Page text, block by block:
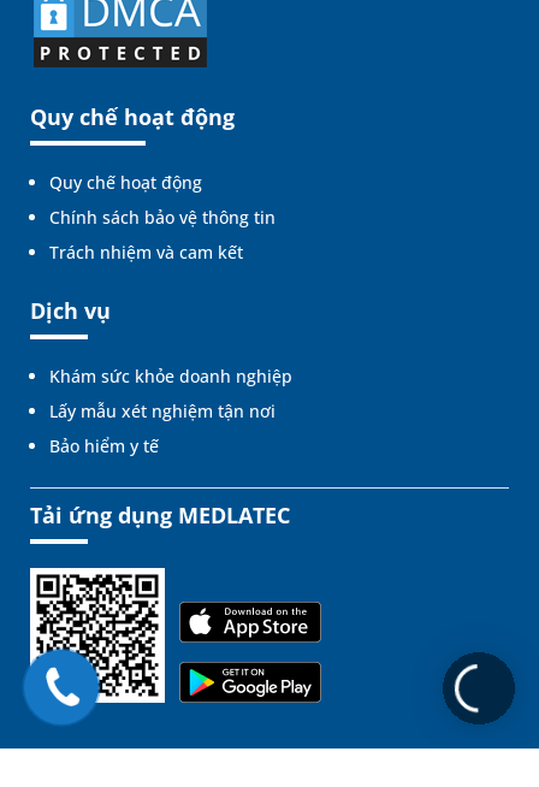
Quy chế hoạt động
Quy chế hoạt động
Chính sách bảo vệ thông tin
Trách nhiệm và cam kết
Dịch vụ
Khám sức khỏe doanh nghiệp
Lấy mẫu xét nghiệm tận nơi
Bảo hiểm y tế
Tải ứng dụng MEDLATEC